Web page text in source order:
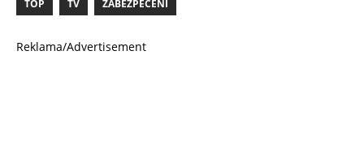
TOP TV ZABEZPEČENÍ
Reklama/Advertisement